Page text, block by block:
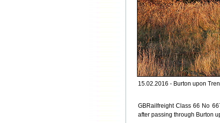
15.02.2016 - Burton upon
GBRailfreight Class 66 No
after passing through Burton